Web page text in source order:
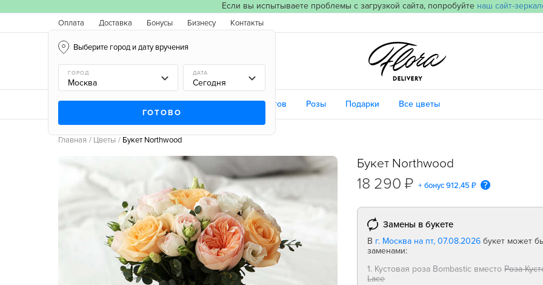
Если вы испытываете проблемы с загрузкой сайта, попробуйте наш сайт-
Оплата Доставка Бонусы Бизнесу Контакты
Новинки Типы букетов Поводы Типы цветов Розы Подарки Все цветы
Главная Цветы Букет Northwood
Букет Northwood
18 290 ₽ + бонус912,45 ₽
Замены в букете
В г. Москва на пт, 07.08.2026 букет может
заменами:
1. Кустовая роза Bombastic вместоРоза
Lace
Выберите город и дату вручения
ГОРОД ДАТА
ГОТОВО